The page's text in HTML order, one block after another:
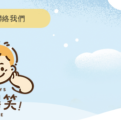
絡我們